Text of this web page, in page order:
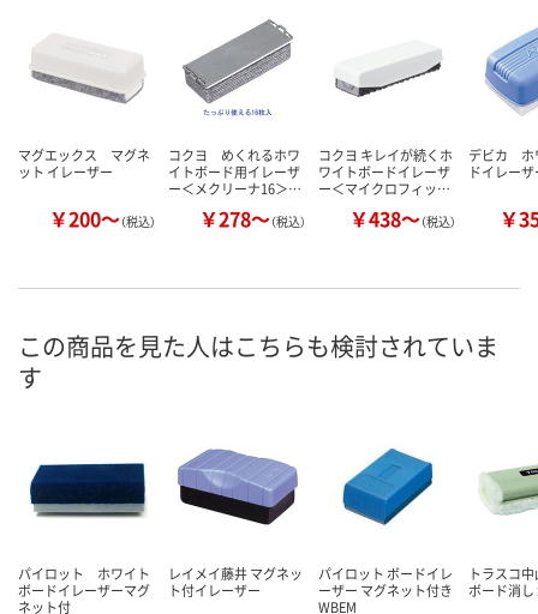
マグエックス マグネ
ット イレーザー
￥200～（税込）
コクヨ めくれるホワ
イトボード用イレーザ
ー＜メクリーナ16＞…
￥278～（税込）
コクヨ キレイが続くホ
ワイトボードイレーザ
ー＜マイクロフィッ…
￥438～（税込）
デビカ ホ
ドイレーザ
￥
この商品を見た人はこちらも検討されていま
す
パイロット ホワイト
ボードイレーザーマグ
ネット付
レイメイ藤井 マグネッ
ト付イレーザー
パイロット ボードイレ
ーザー マグネット付き
WBEM
トラスコ
ボード消し